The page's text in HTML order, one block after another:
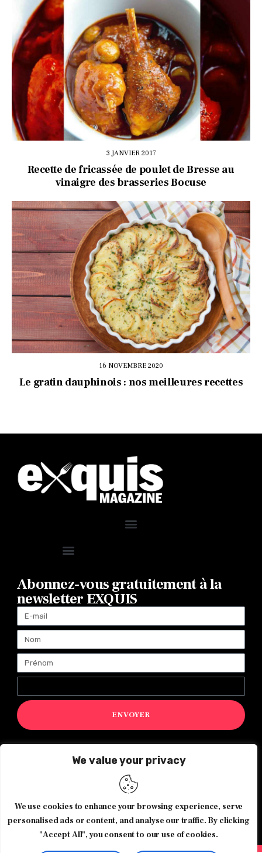
We value your privacy
We use cookies to enhance your browsing experience, serve
personalised ads or content, and analyse our traffic. By clicking
"Accept All", you consent to our use of cookies.
3 JANVIER 2017
Recette de fricassée de poulet de Bresse au
vinaigre des brasseries Bocuse
16 NOVEMBRE 2020
Le gratin dauphinois : nos meilleures recettes
Abonnez-vous gratuitement à la
newsletter EXQUIS
ENVOYER
Magazine Exquis© 2026 Tous droits réservés -Made with ♥️
byAgence de communication JOUR J